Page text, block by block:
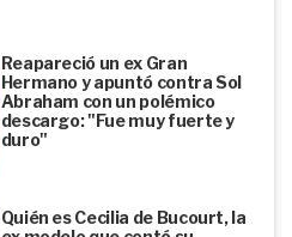
Reapareció un ex Gran
Hermano y apuntó contra Sol
Abraham con un polémico
descargo: "Fue muy fuerte y
duro"
Quién es Cecilia de Bucourt, la